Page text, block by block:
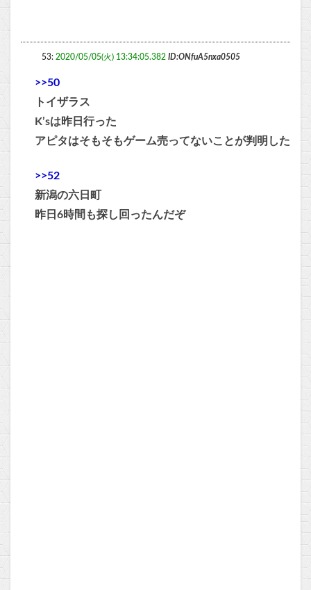
53: 2020/05/05(火) 13:34:05.382 ID:ONfuA5nxa0505
>>50
トイザラス
K’sは昨日行った
アピタはそもそもゲーム売ってないことが判明した
>>52
新潟の六日町
昨日6時間も探し回ったんだぞ